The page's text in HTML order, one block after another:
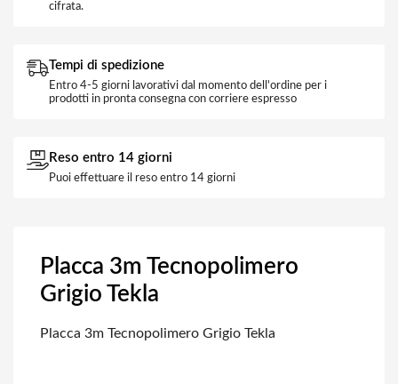
cifrata.
Tempi di spedizione
Entro 4-5 giorni lavorativi dal momento dell'ordine per i
prodotti in pronta consegna con corriere espresso
Reso entro 14 giorni
Puoi effettuare il reso entro 14 giorni
Placca 3m Tecnopolimero
Grigio Tekla
Placca 3m Tecnopolimero Grigio Tekla